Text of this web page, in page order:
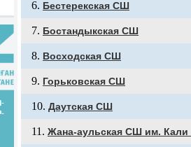
Бестерекская СШ
Бостандыкская СШ
Восходская СШ
Горьковская СШ
Даутская СШ
Жана-аульская СШ им. Кали